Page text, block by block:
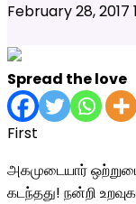
February 28, 2017
Spread the love
First
அகமுடையார்
கடந்தது! நன்றி